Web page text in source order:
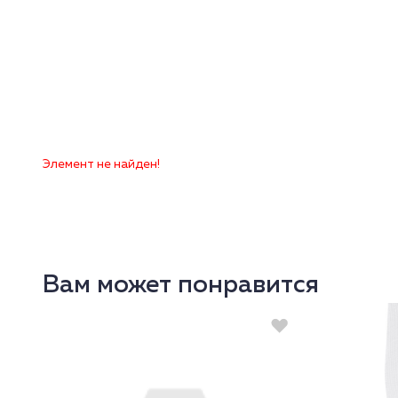
Элемент не найден!
Вам может понравится